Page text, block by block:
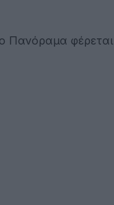
Πανόραμα